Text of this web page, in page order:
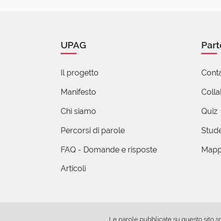
vostre
che si
Le accise
UPAG
Il progetto
Manifesto
Chi siamo
Percorsi di parole
FAQ - Domande e risposte
Articoli
Quiz
Le parole pubblicate su questo sito